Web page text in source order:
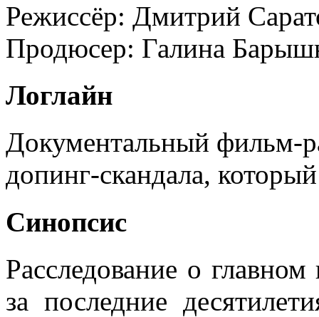
Режиссёр: Дмитрий
Продюсер: Галина
Логлайн
Документальный фильм-
допинг-скандала,
Синопсис
Расследование о
за последние